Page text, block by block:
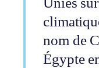
nom de
Égypte